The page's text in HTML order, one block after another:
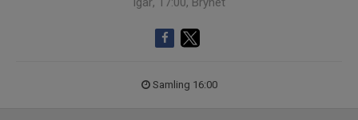
Samling 16:00